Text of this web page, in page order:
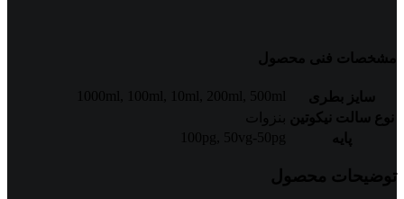
مشخصات فنی محصول
سایز بطری 1000ml 100ml 10ml 200ml
500ml
نوع سالت نیکوتین بنزوات
پایه
100pg 50vg-50pg
توضیحات محصول